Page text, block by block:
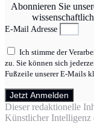
Abonnieren Sie
E-Mail Adresse
Ich stimme der
zu. Sie können sich
Fußzeile unserer E-Mails
Jetzt Anmelden
Dieser redaktionelle
Künstlicher Intelligenz